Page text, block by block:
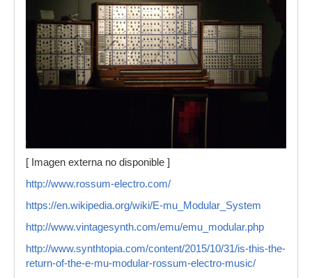
[ Imagen externa no disponible ]
http://www.rossum-electro.com/
https://en.wikipedia.org/wiki/E-mu_Modular_System
http://www.vintagesynth.com/emu/emu_modular.php
http://www.synthtopia.com/content/2015/10/31/is-this-the-
return-of-the-e-mu-modular-rossum-electro-music/